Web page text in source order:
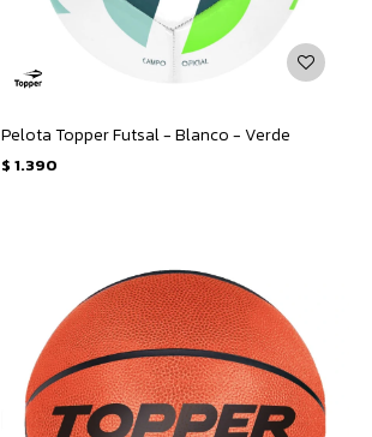
Pelota Topper Futsal - Blanco - Verde
$ 1.390